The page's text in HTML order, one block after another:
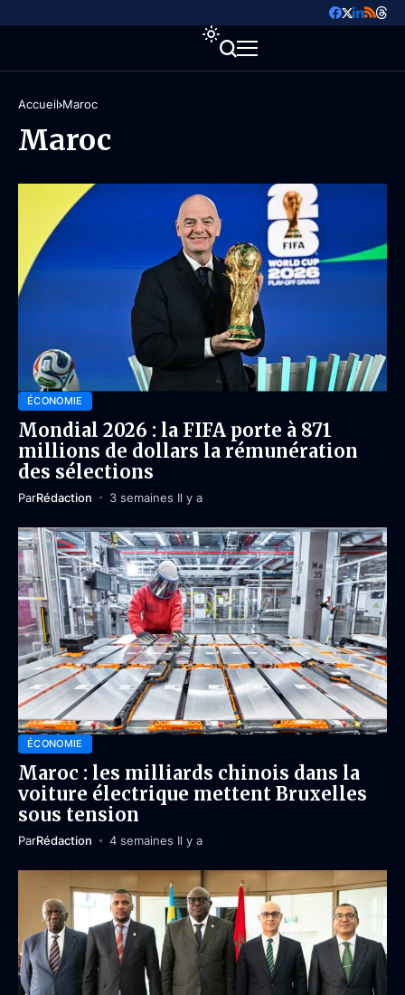
Accueil Maroc
Maroc
ÉCONOMIE
Mondial 2026 : la FIFA porte à 871
millions de dollars la rémunération
des sélections
ParRédaction 3 semaines Il y a
ÉCONOMIE
Maroc : les milliards chinois dans la
voiture électrique mettent Bruxelles
sous tension
ParRédaction 4 semaines Il y a